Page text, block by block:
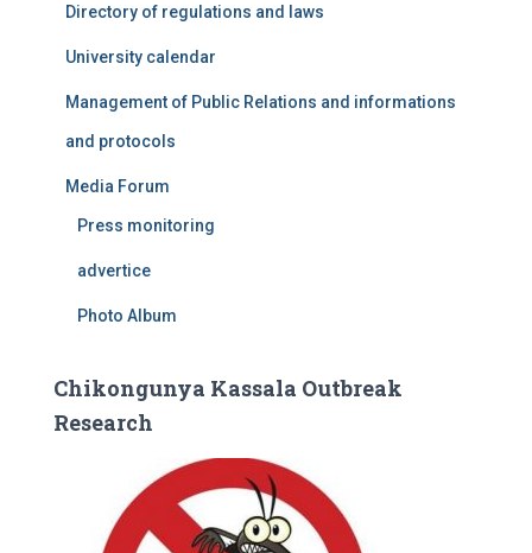
Directory of regulations and laws
University calendar
Management of Public Relations and informations
and protocols
Media Forum
Press monitoring
advertice
Photo Album
Chikongunya Kassala Outbreak
Research